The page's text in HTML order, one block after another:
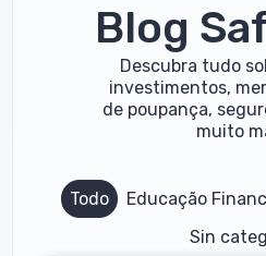
Blog
Descubra tudo
investimentos,
de poupança,
muito
Educação
Sin
Todo